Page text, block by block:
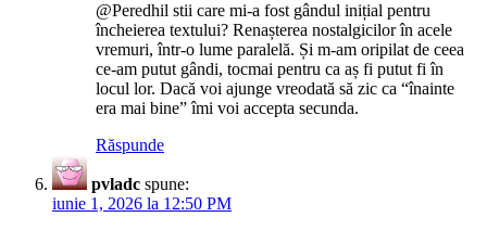
@Peredhil stii care mi-a fost gândul inițial pentru
încheierea textului? Renașterea nostalgicilor în acele
vremuri, într-o lume paralelă. Și m-am oripilat de ceea
ce-am putut gândi, tocmai pentru ca aș fi putut fi în
locul lor. Dacă voi ajunge vreodată să zic ca “înainte
era mai bine” îmi voi accepta secunda.
Răspunde
pvladc spune:
iunie 1, 2026 la 12:50 PM